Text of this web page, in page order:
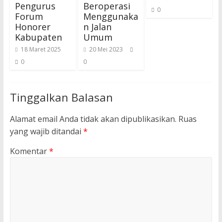
Pengurus
Forum
Honorer
Kabupaten
18 Maret 2025
0
Beroperasi
Menggunaka
n Jalan
Umum
20 Mei 2023
0
0
Tinggalkan Balasan
Alamat email Anda tidak akan dipublikasikan. Ruas
yang wajib ditandai *
Komentar*